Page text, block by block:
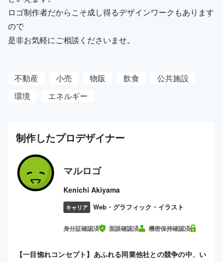
ロゴ制作者だからこそ成し得るデザインワークもあります
ので
是非お気軽にご相談くださいませ。
不動産 小売 物販 飲食
公共施設
環境
エネルギー
制作したプロデザイナー
マルロゴ
Kenichi Akiyama
キャリア Web・グラフィック・イラスト
身分証確認済 面談確認済 機密保持確認済
【一目惚れコンセプト】あふれる同業他社との競争の中、い